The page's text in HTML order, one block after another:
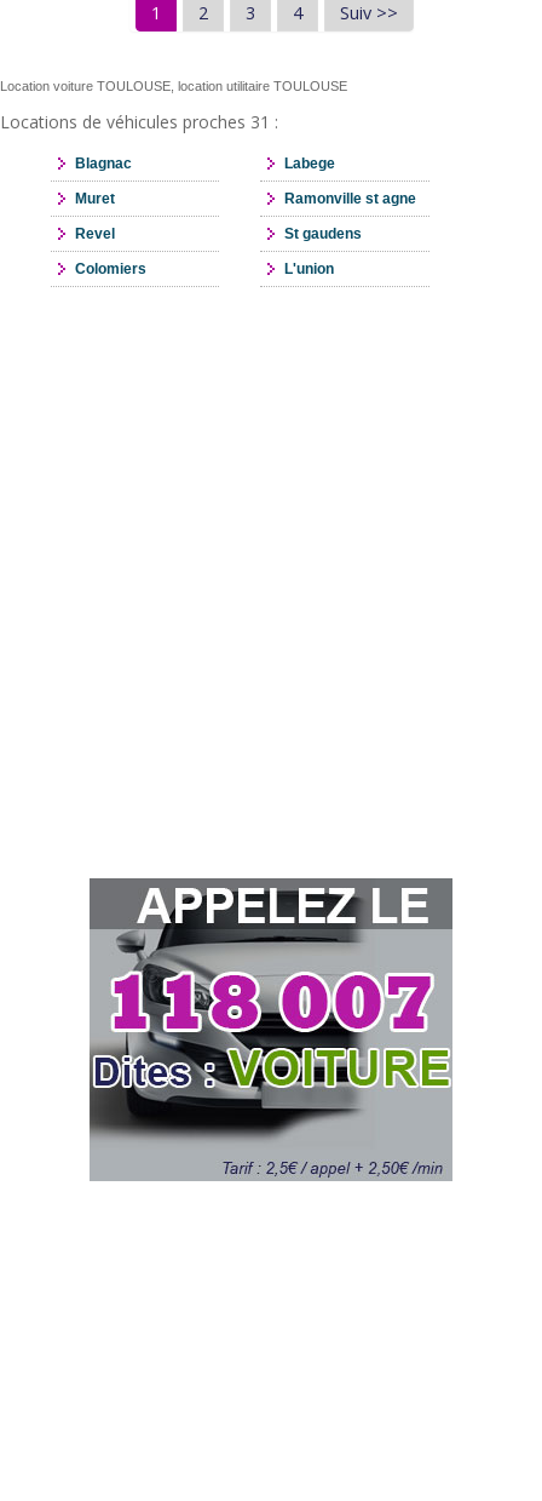
1 2 3 4 Suiv >>
Location voiture TOULOUSE, location utilitaire TOULOUSE
Locations de véhicules proches 31 :
Blagnac Labege
Muret Ramonville st agne
Revel St gaudens
Colomiers L'union